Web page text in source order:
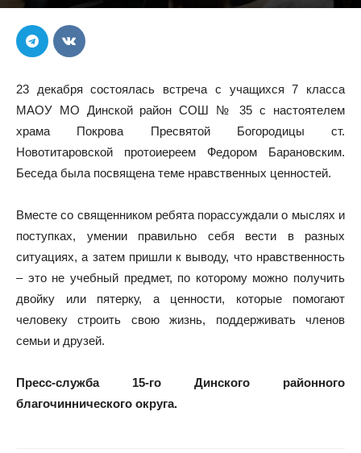
23 декабря состоялась встреча с учащихся 7 класса
МАОУ МО Динской район СОШ № 35 с настоятелем
храма Покрова Пресвятой Богородицы ст.
Новотитаровской протоиереем Федором Барановским.
Беседа была посвящена теме нравственных ценностей.
Вместе со священником ребята порассуждали о мыслях и
поступках, умении правильно себя вести в разных
ситуациях, а затем пришли к выводу, что нравственность
– это не учебный предмет, по которому можно получить
двойку или пятерку, а ценности, которые помогают
человеку строить свою жизнь, поддерживать членов
семьи и друзей.
Пресс-служба 15-го Динского районного
благочиннического округа.